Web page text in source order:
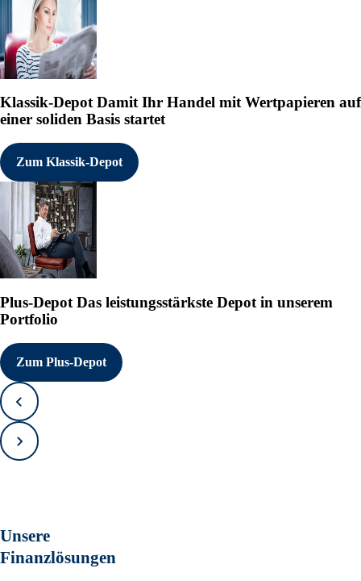
Klassik-DepotDamit Ihr Handel mit Wertpapieren auf
einer soliden Basis startet
Zum Klassik-Depot
Plus-Depot Das leistungsstärkste Depot in unserem
Portfolio
Zum Plus-Depot
Zurück
Vorwärts
Unsere
Finanzlösungen